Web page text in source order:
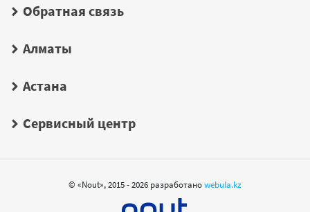
Обратная связь
Алматы
Астана
Сервисный центр
© «Nout», 2015 - 2026 разработаноwebula.kz